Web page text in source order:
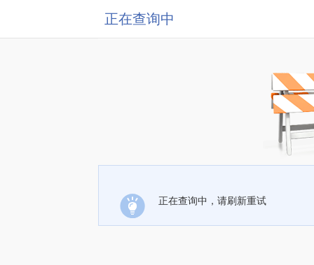
正在查询中
正在查询中，请刷新重试